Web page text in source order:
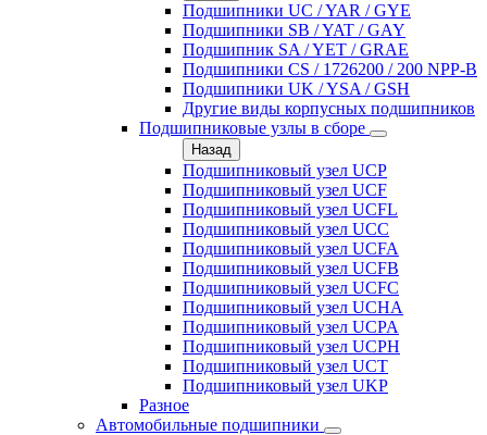
Подшипники UC / YAR / GYE
Подшипники SB / YAT / GAY
Подшипник SA / YET / GRAE
Подшипники CS / 1726200 / 200 NPP-B
Подшипники UK / YSA / GSH
Другие виды корпусных подшипников
Подшипниковые узлы в сборе
Назад
Подшипниковый узел UCP
Подшипниковый узел UCF
Подшипниковый узел UCFL
Подшипниковый узел UCC
Подшипниковый узел UCFA
Подшипниковый узел UCFB
Подшипниковый узел UCFC
Подшипниковый узел UCHA
Подшипниковый узел UCPA
Подшипниковый узел UCPH
Подшипниковый узел UCT
Подшипниковый узел UKP
Разное
Автомобильные подшипники